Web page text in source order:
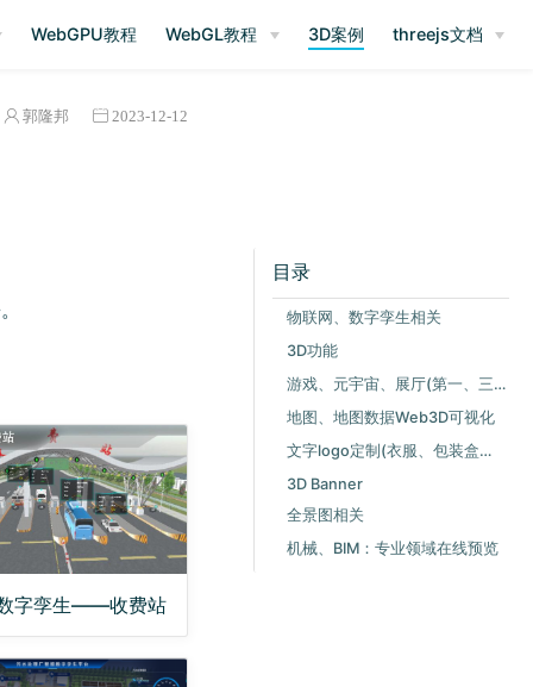
WebGPU教程 WebGL教程 3D案例 threejs文档
郭隆邦 2023-12-12
目录
物联网、数字孪生相关
3D功能
游戏、元宇宙、展厅(第一、三人称漫游)
地图、地图数据Web3D可视化
文字logo定制(衣服、包装盒、手机壳等)
3D Banner
全景图相关
机械、BIM：专业领域在线预览
字孪生——收费站